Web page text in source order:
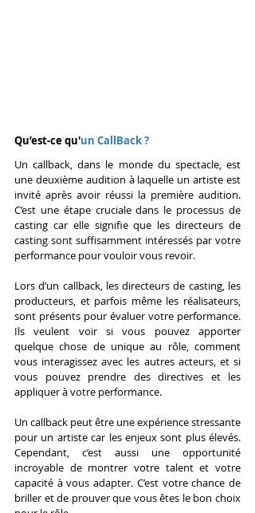
Qu’est-ce qu'un CallBack ?
Un callback, dans le monde du spectacle, est
une deuxième audition à laquelle un artiste est
invité après avoir réussi la première audition.
C’est une étape cruciale dans le processus de
casting car elle signifie que les directeurs de
casting sont suffisamment intéressés par votre
performance pour vouloir vous revoir.
Lors d’un callback, les directeurs de casting, les
producteurs, et parfois même les réalisateurs,
sont présents pour évaluer votre performance.
Ils veulent voir si vous pouvez apporter
quelque chose de unique au rôle, comment
vous interagissez avec les autres acteurs, et si
vous pouvez prendre des directives et les
appliquer à votre performance.
Un callback peut être une expérience stressante
pour un artiste car les enjeux sont plus élevés.
Cependant, c’est aussi une opportunité
incroyable de montrer votre talent et votre
capacité à vous adapter. C’est votre chance de
briller et de prouver que vous êtes le bon choix